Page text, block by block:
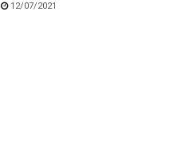
12/07/2021